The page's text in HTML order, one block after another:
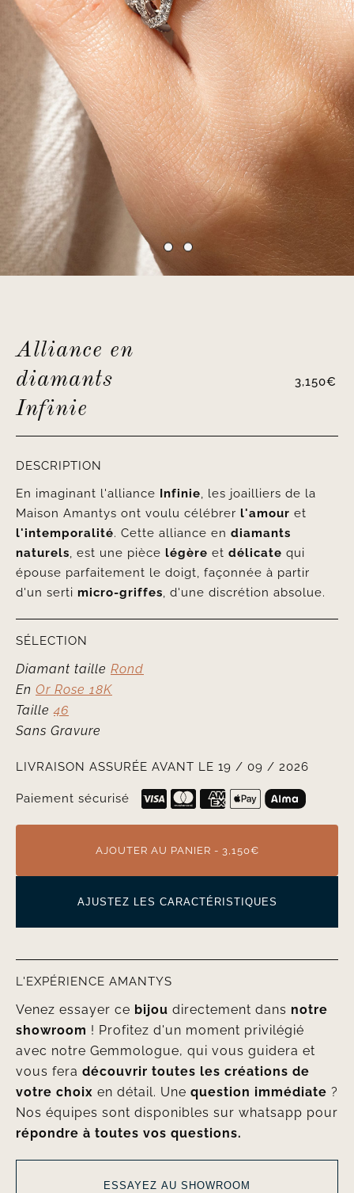
Alliance en
diamants
Infinie
3,150€
DESCRIPTION
En imaginant l'alliance
Infinie, les joailliers de la
Maison Amantys ont voulu célébrer l'amour et
l'intemporalité. Cette alliance en diamants
naturels, est une pièce légère et délicate qui
épouse parfaitement le doigt, façonnée à partir
d'un serti micro-griffes, d'une discrétion absolue.
SÉLECTION
Diamant taille Rond
En Or Rose 18K
Taille46
Sans Gravure
LIVRAISON ASSURÉE AVANT LE 19 / 09 / 2026
Paiement sécurisé
AJOUTER AU PANIER - 3,150€
AJUSTEZ LES CARACTÉRISTIQUES
L'EXPÉRIENCE AMANTYS
Venez essayer ce bijou directement dans notre
showroom ! Profitez d'un moment privilégié
avec notre Gemmologue, qui vous guidera et
vous fera découvrir toutes les créations de
votre choix en détail. Une question immédiate ?
Nos équipes sont disponibles sur whatsapp pour
répondre à toutes vos questions.
ESSAYEZ AU SHOWROOM